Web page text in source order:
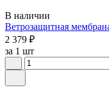
В наличии
Ветрозащитная
2 379 ₽
за 1 шт